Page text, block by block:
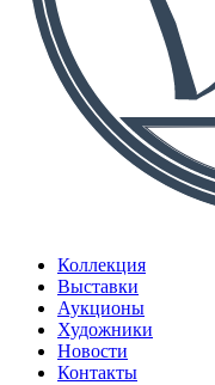
Коллекция
Выставки
Аукционы
Художники
Новости
Контакты